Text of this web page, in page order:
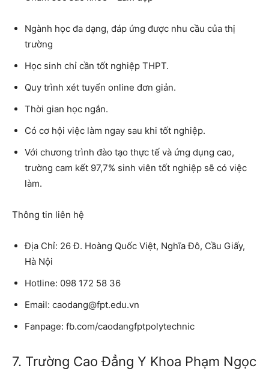
Ngành học đa dạng, đáp ứng được nhu cầu của thị
trường
Học sinh chỉ cần tốt nghiệp THPT.
Quy trình xét tuyển online đơn giản.
Thời gian học ngắn.
Có cơ hội việc làm ngay sau khi tốt nghiệp.
Với chương trình đào tạo thực tế và ứng dụng cao,
trường cam kết 97,7% sinh viên tốt nghiệp sẽ có việc
làm.
Thông tin liên hệ
Địa Chỉ: 26 Đ. Hoàng Quốc Việt, Nghĩa Đô, Cầu Giấy,
Hà Nội
Hotline: 098 172 58 36
Email: caodang@fpt.edu.vn
Fanpage: fb.com/caodangfptpolytechnic
7. Trường Cao Đẳng Y Khoa Phạm Ngọc